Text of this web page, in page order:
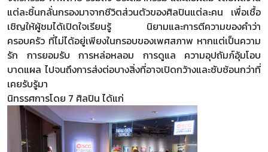
แต่ละชิ้นกลั่นกรองมาจากชีวิตส่วนตัวของศิลปินแต่ละคน เพื่อเชื้อ
เชิญให้ผู้ชมได้เปิดใจเรียนรู้ นิยามและการตีความของคำว่า
ครอบครัว ที่ไม่ได้อยู่เพียงในกรอบของเพศสภาพ หากแต่เป็นความ
รัก การยอมรับ การหล่อหลอม การดูแล ความอุปถัมภ์อุ้มโอบ
บาดแผล ไปจนถึงการส่งต่อบางสิ่งที่อาจเปิดกว้างและซับซ้อนกว่าที่
เคยรับรู้มา
นิทรรศการโดย 7 ศิลปิน ได้แก่